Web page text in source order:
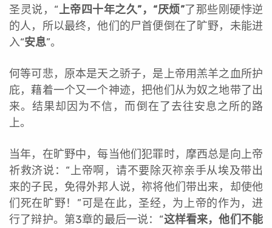
圣灵说，“上帝四十年之久”，“厌烦”了那些刚硬悖逆
的人，所以最终，他们的尸首便倒在了旷野，未能进
入“安息”。
何等可悲，原本是天之骄子，是上帝用羔羊之血所护
庇，藉着一个又一个神迹，把他们从为奴之地带了出
来。结果却因为不信，而倒在了去往安息之所的路
上。
当年，在旷野中，每当他们犯罪时，摩西总是向上帝
祈救济说：“上帝啊，请不要除灭祢亲手从埃及带出
来的子民，免得外邦人说，祢将他们带出来，却使他
们死在旷野！”可是在此，圣经，为上帝的作为，进
行了辩护。第3章的最后一说：“这样看来，他们不能